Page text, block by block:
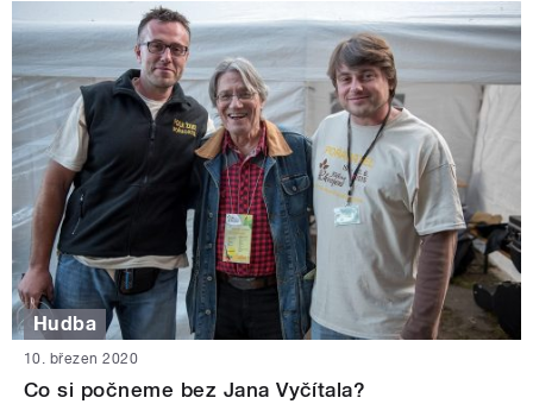
Hudba
10. březen 2020
Co si počneme bez Jana Vyčítala?